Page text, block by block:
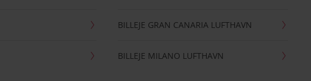
BILLEJE GRAN CANARIA LUFTHAVN
BILLEJE MILANO LUFTHAVN